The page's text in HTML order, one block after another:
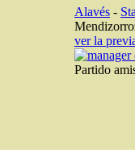
Alavés -
ver la
Partido